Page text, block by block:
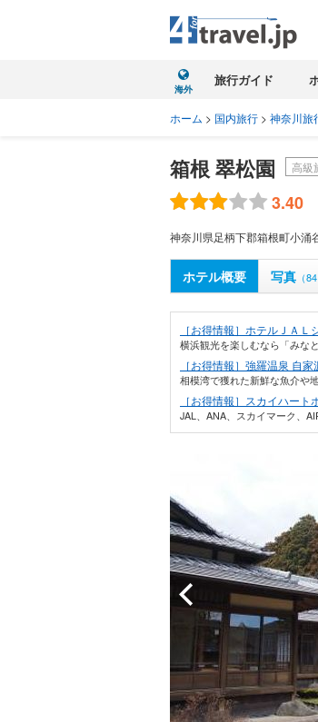
海外
旅行ガイド
ホーム > 国内旅行 > 神奈川旅
箱根 翠松園 高級
3.40
神奈川県足柄下郡箱根町小
ホテル概要 写真 （84
［お得情報］ホテルＪＡ
横浜観光を楽しむなら「みな
［お得情報］強羅温泉 自
相模湾で獲れた新鮮な魚介や
［お得情報］スカイハート
JAL、ANA、スカイマーク、